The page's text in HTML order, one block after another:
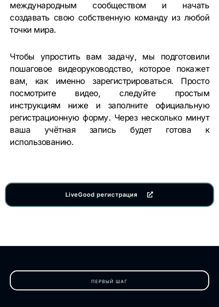
международным сообществом и начать
создавать свою собственную команду из любой
точки мира.
Чтобы упростить вам задачу, мы подготовили
пошаговое видеоруководство, которое покажет
вам, как именно зарегистрироваться. Просто
посмотрите видео, следуйте простым
инструкциям ниже и заполните официальную
регистрационную форму. Через несколько минут
ваша учётная запись будет готова к
использованию.
LiveGood регистрация
ПЕРВЫЙ ШАГ